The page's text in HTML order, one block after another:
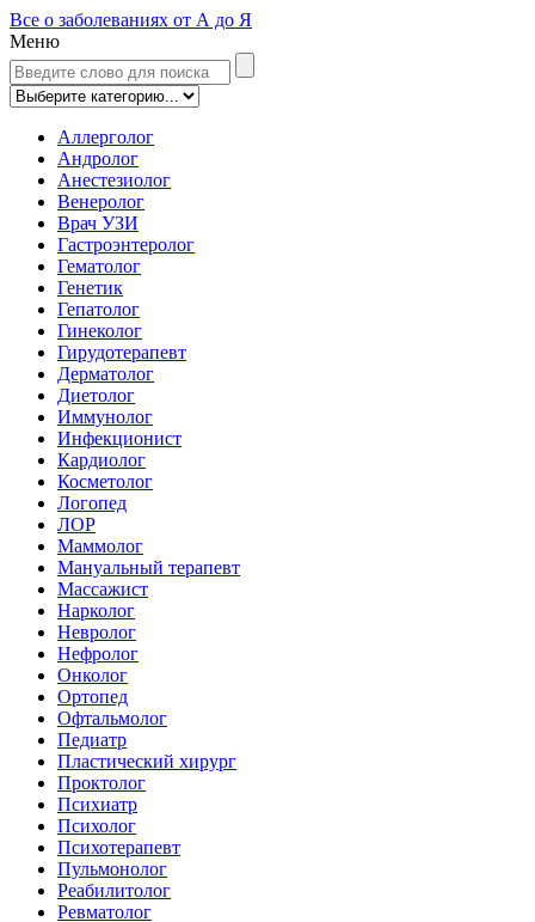
Все о заболеваниях от А до Я
Меню
Аллерголог
Андролог
Анестезиолог
Венеролог
Врач УЗИ
Гастроэнтеролог
Гематолог
Генетик
Гепатолог
Гинеколог
Гирудотерапевт
Дерматолог
Диетолог
Иммунолог
Инфекционист
Кардиолог
Косметолог
Логопед
ЛОР
Маммолог
Мануальный терапевт
Массажист
Нарколог
Невролог
Нефролог
Онколог
Ортопед
Офтальмолог
Педиатр
Пластический хирург
Проктолог
Психиатр
Психолог
Психотерапевт
Пульмонолог
Реабилитолог
Ревматолог